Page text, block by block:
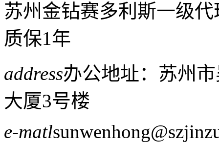
苏州金钻赛多利斯一级
质保1年
address办公地址：苏州
大厦3号楼
e-matl